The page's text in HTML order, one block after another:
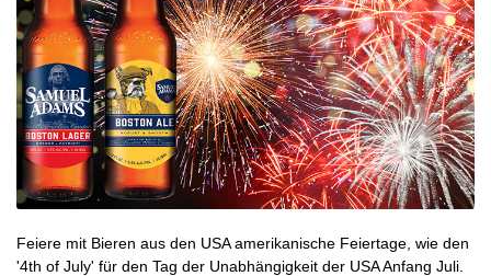
Feiere mit Bieren aus den USA amerikanische Feiertage, wie den
'4th of July' für den Tag der Unabhängigkeit der USA Anfang Juli.